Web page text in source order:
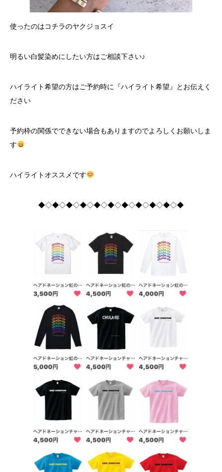
使ったのはコチラのヤクジョスイ
明るい白髪染めにしたい方はご相談下さい♪
ハイライト希望の方はご予約時に『ハイライト希望』とお伝えく
ださい
予約枠の関係でできない場合もありますのでよろしくお願いしま
す
ハイライトオススメです
◆◇◆◇◆◇◆◇◆◇◆◇◆◇◆◇◆◇◆◇◆